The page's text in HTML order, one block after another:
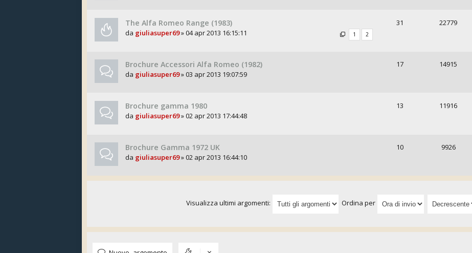
The Alfa Romeo Range (1983)
1 2
da giuliasuper69» 04 apr 2013 16:15:11
31 22779
Brochure Accessori Alfa Romeo (1982)
da giuliasuper69» 03 apr 2013 19:07:59
17 14915
Brochure gamma 1980
da giuliasuper69» 02 apr 2013 17:44:48
13 11916
Brochure Gamma 1972 UK
da giuliasuper69» 02 apr 2013 16:44:10
10 9926
Visualizza ultimi argomenti: Ordina per